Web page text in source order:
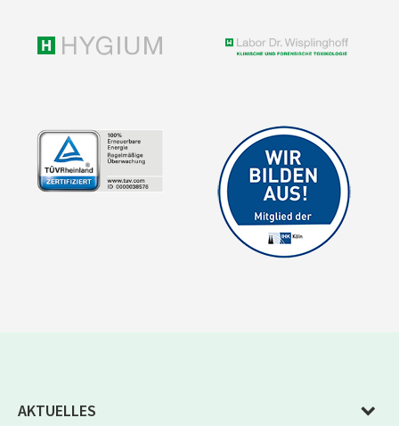
AKTUELLES